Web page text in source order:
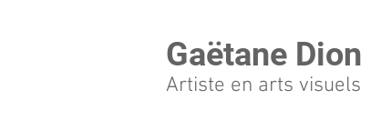
Gaëtane Dion
Artiste en arts visuels